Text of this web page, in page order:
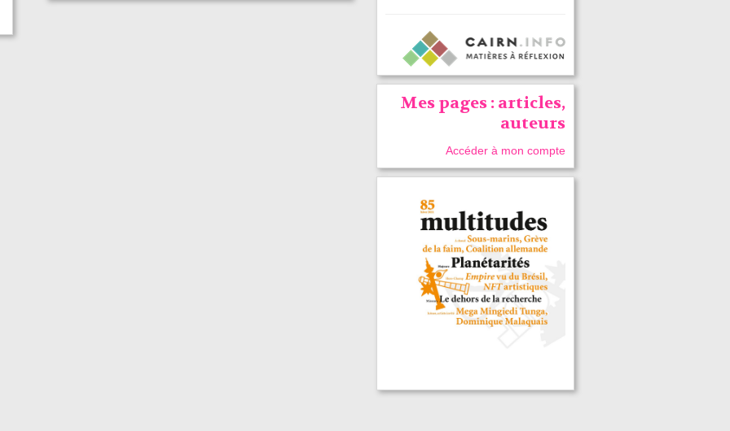
Mes pages : articles,
auteurs
Accéder à mon compte